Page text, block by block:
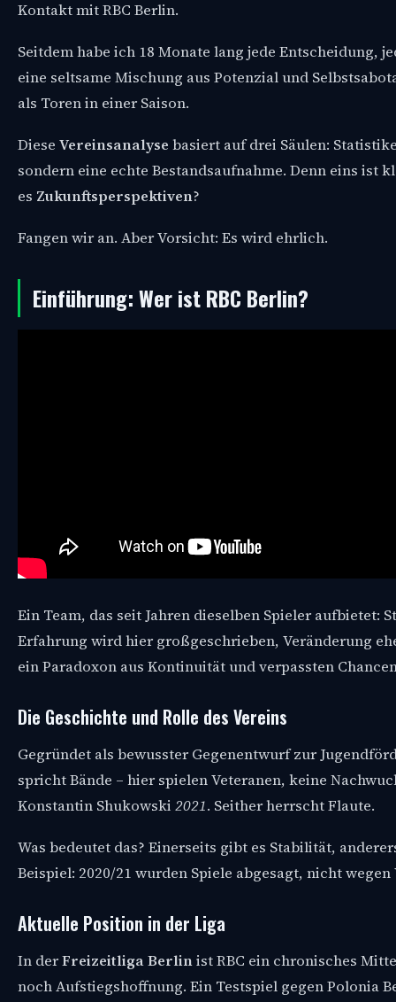
Kontakt mit RBC Berlin.
Seitdem habe ich 18 Monate lang jede Entscheidung,
eine seltsame Mischung aus Potenzial und
als Toren in einer Saison.
Diese Vereinsanalyse basiert auf drei Säulen:
sondern eine echte Bestandsaufnahme. Denn eins ist
es Zukunftsperspektiven?
Fangen wir an. Aber Vorsicht: Es wird ehrlich.
Einführung: Wer ist RBC Berlin?
Ein Team, das seit Jahren dieselben Spieler aufbietet:
Erfahrung wird hier großgeschrieben, Veränderung
ein Paradoxon aus Kontinuität und verpassten
Die Geschichte und Rolle des Vereins
Gegründet als bewusster Gegenentwurf zur
spricht Bände – hier spielen Veteranen, keine
Konstantin Shukowski 2021. Seither herrscht Flaute.
Was bedeutet das? Einerseits gibt es Stabilität,
Beispiel: 2020/21 wurden Spiele abgesagt, nicht
Aktuelle Position in der Liga
In derFreizeitliga Berlinist RBC ein chronisches
noch Aufstiegshoffnung. Ein Testspiel gegen Polonia